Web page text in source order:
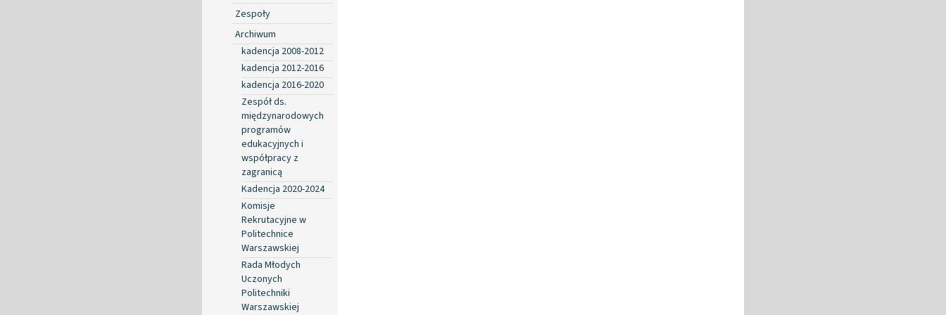
Zespoły
Archiwum
kadencja 2008-2012
kadencja 2012-2016
kadencja 2016-2020
Zespół ds.
międzynarodowych
programów
edukacyjnych i
współpracy z
zagranicą
Kadencja 2020-2024
Komisje
Rekrutacyjne w
Politechnice
Warszawskiej
Rada Młodych
Uczonych
Politechniki
Warszawskiej